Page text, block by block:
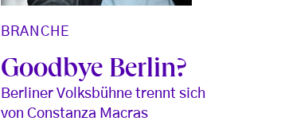
BRANCHE
Goodbye Berlin?
Berliner Volksbühne trennt sich
von Constanza Macras